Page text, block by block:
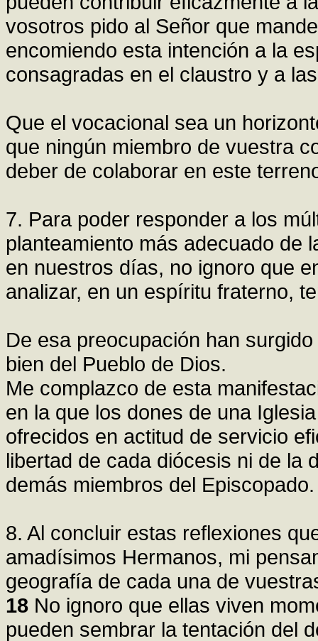
vosotros pido al Señor que
encomiendo esta intención a la
consagradas en el claustro y a
Que el vocacional sea un
que ningún miembro de vuestra
deber de colaborar en este
7. Para poder responder a los
planteamiento más adecuado de
en nuestros días, no ignoro que
analizar, en un espíritu fraterno,
De esa preocupación han
bien del Pueblo de Dios.
Me complazco de esta
en la que los dones de una
ofrecidos en actitud de servicio
libertad de cada diócesis ni de la
demás miembros del Episcopado.
8. Al concluir estas reflexiones
amadísimos Hermanos, mi
geografía de cada una de
18 No ignoro que ellas viven
pueden sembrar la tentación del